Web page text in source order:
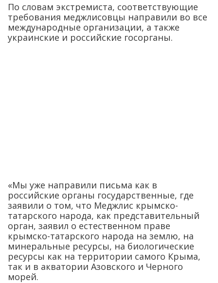
По словам экстремиста, соответствующие
требования меджлисовцы направили во все
международные организации, а также
украинские и российские госорганы.
«Мы уже направили письма как в
российские органы государственные, где
заявили о том, что Меджлис крымско-
татарского народа, как представительный
орган, заявил о естественном праве
крымско-татарского народа на землю, на
минеральные ресурсы, на биологические
ресурсы как на территории самого Крыма,
так и в акватории Азовского и Черного
морей.